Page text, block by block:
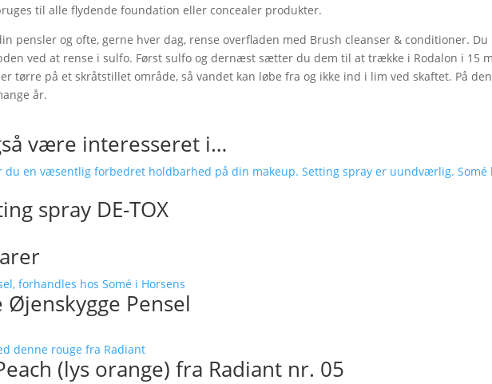
til alle flydende foundation eller concealer produkter.
pensler og ofte, gerne hver dag, rense overfladen med Brush cleanser & conditioner. Du
ved at rense i sulfo. Først sulfo og dernæst sætter du dem til at trække i Rodalon i 15
tørre på et skråtstillet område, så vandet kan løbe fra og ikke ind i lim ved skaftet. På
år.
være interesseret i…
spray DE-TOX
Øjenskygge Pensel
(lys orange) fra Radiant nr. 05